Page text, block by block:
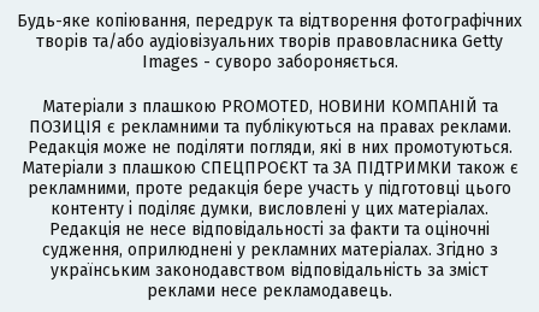
Будь-яке копіювання, передрук та відтворення фотографічних
творів та/або аудіовізуальних творів правовласника Getty
Images - суворо забороняється.
Матеріали з плашкою PROMOTED, НОВИНИ КОМПАНІЙ та
ПОЗИЦІЯ є рекламними та публікуються на правах реклами.
Редакція може не поділяти погляди, які в них промотуються.
Матеріали з плашкою СПЕЦПРОЄКТ та ЗА ПІДТРИМКИ також є
рекламними, проте редакція бере участь у підготовці цього
контенту і поділяє думки, висловлені у цих матеріалах.
Редакція не несе відповідальності за факти та оціночні
судження, оприлюднені у рекламних матеріалах. Згідно з
українським законодавством відповідальність за зміст
реклами несе рекламодавець.